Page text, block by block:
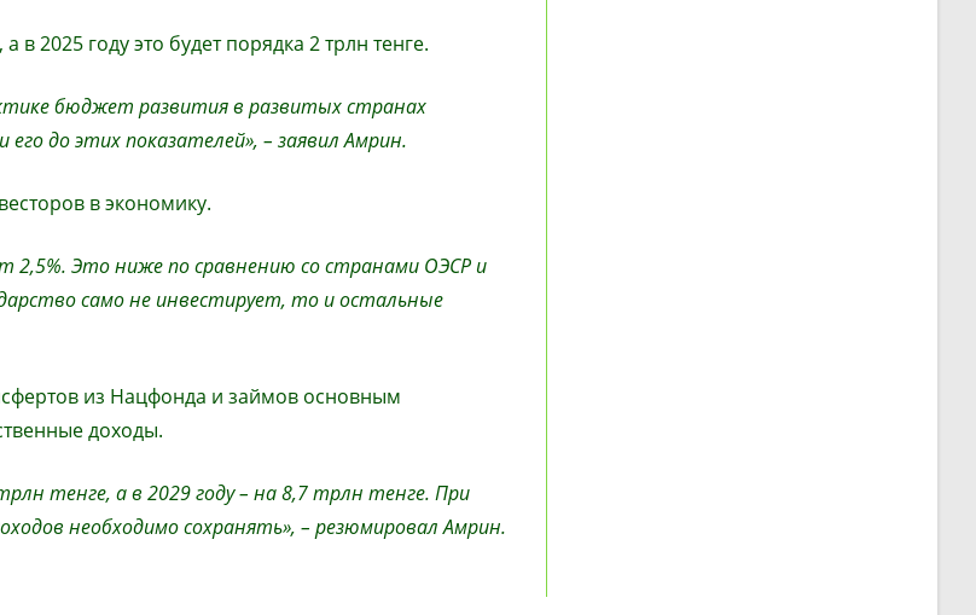
2025 году это будет порядка 2 трлн тенге.
бюджет развития в развитых странах
до этих показателей», – заявил Амрин.
в экономику.
2,5%. Это ниже по сравнению со странами ОЭСР и
само не инвестирует, то и остальные
из Нацфонда и займов основным
доходы.
тенге, а в 2029 году – на 8,7 трлн тенге. При
необходимо сохранять», – резюмировал Амрин.